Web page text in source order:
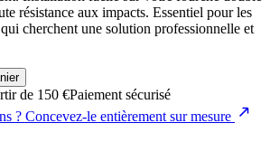
résistance aux impacts. Essentiel pour les
cherchent une solution professionnelle et
de 150 €Paiement sécurisé
? Concevez-le entièrement sur mesure